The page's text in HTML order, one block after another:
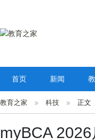
首页 新闻
教育之家 科技 正文
myBCA